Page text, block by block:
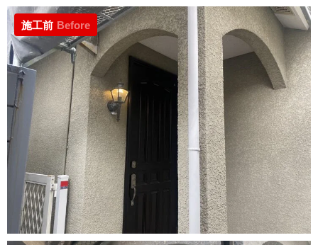
施工前 Before